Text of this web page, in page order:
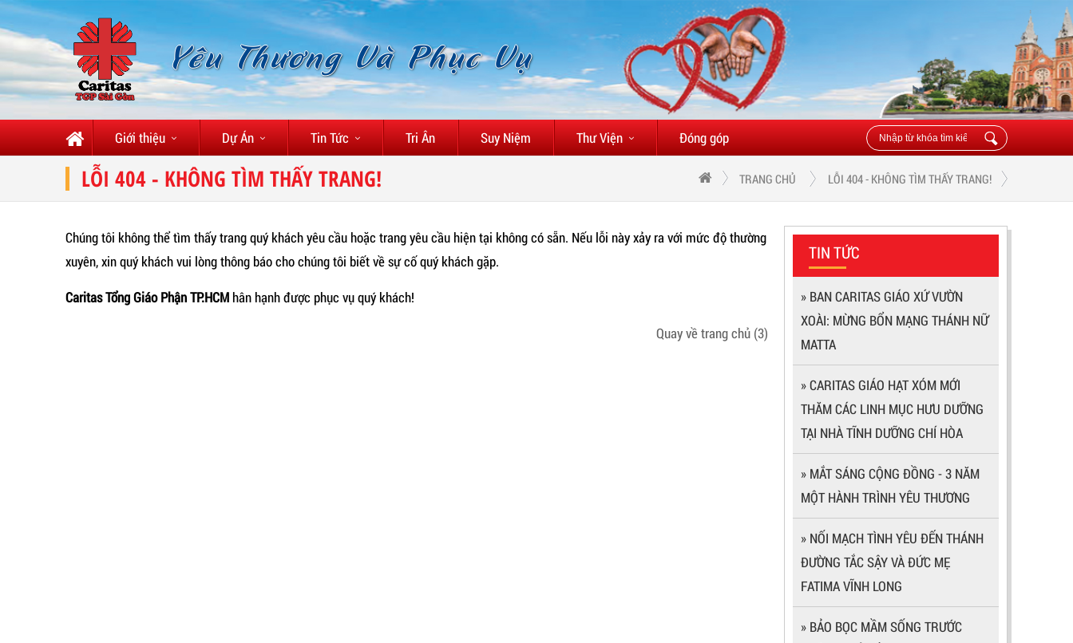
Yêu Thương Và Phục Vụ
Giới thiệu Dự Án Tin Tức Tri Ân Suy Niệm Thư Viện Đóng góp
LỖI 404 - KHÔNG TÌM THẤY TRANG! TRANG CHỦ LỖI 404 - KHÔNG TÌM THẤY TRANG!
Chúng tôi không thể tìm thấy trang quý khách yêu cầu hoặc trang yêu cầu hiện tại không có sẵn. Nếu lỗi này xảy ra với mức độ thường
xuyên, xin quý khách vui lòng thông báo cho chúng tôi biết về sự cố quý khách gặp.
Caritas Tổng Giáo Phận TP.HCM hân hạnh được phục vụ quý khách!
Quay về trang chủ (3)
TIN TỨC
» BAN CARITAS GIÁO XỨ VƯỜN
XOÀI: MỪNG BỔN MẠNG THÁNH NỮ
MATTA
» CARITAS GIÁO HẠT XÓM MỚI
THĂM CÁC LINH MỤC HƯU DƯỠNG
TẠI NHÀ TĨNH DƯỠNG CHÍ HÒA
» MẮT SÁNG CỘNG ĐỒNG - 3 NĂM
MỘT HÀNH TRÌNH YÊU THƯƠNG
» NỐI MẠCH TÌNH YÊU ĐẾN THÁNH
ĐƯỜNG TẮC SẬY VÀ ĐỨC MẸ
FATIMA VĨNH LONG
» BẢO BỌC MẦM SỐNG TRƯỚC